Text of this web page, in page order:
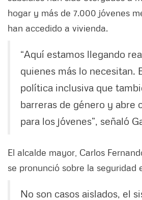
hogar y más de 7.000 jóvenes
han accedido a vivienda.
“Aquí estamos llegando
quienes más lo necesitan.
política inclusiva que
barreras de género y abre
para los jóvenes”, señaló
El alcalde mayor, Carlos
se pronunció sobre la seguridad
No son casos aislados, el